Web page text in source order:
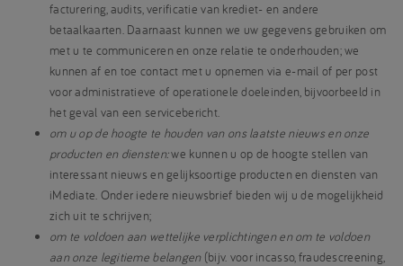
facturering, audits, verificatie van krediet- en andere
betaalkaarten. Daarnaast kunnen we uw gegevens gebruiken om
met u te communiceren en onze relatie te onderhouden; we
kunnen af en toe contact met u opnemen via e-mail of per post
voor administratieve of operationele doeleinden, bijvoorbeeld in
het geval van een servicebericht.
om u op de hoogte te houden van ons laatste nieuws en onze
producten en diensten:we kunnen u op de hoogte stellen van
interessant nieuws en gelijksoortige producten en diensten van
iMediate. Onder iedere nieuwsbrief bieden wij u de mogelijkheid
zich uit te schrijven;
om te voldoen aan wettelijke verplichtingen en om te voldoen
aan onze legitieme belangen(bijv. voor incasso, fraudescreening,